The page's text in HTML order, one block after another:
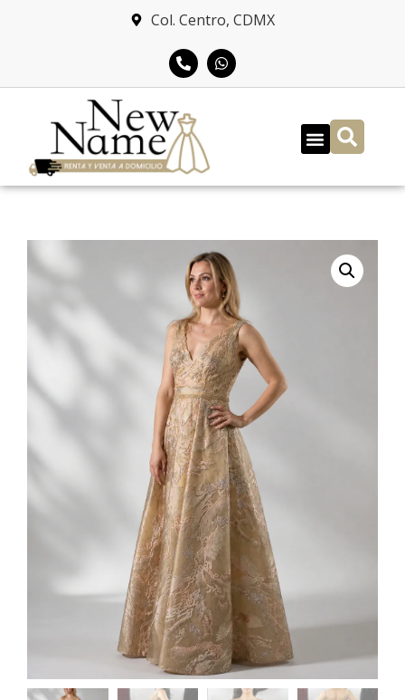
Col. Centro, CDMX